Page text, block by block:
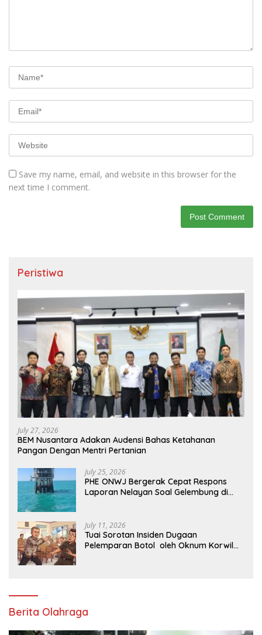
Save my name, email, and website in this browser for the
next time I comment.
Peristiwa
July 27, 2026
BEM Nusantara Adakan Audensi Bahas Ketahanan
Pangan Dengan Mentri Pertanian
July 25, 2026
PHE ONWJ Bergerak Cepat Respons
Laporan Nelayan Soal Gelembung di
July 11, 2026
Tuai Sorotan Insiden Dugaan
Pelemparan Botol oleh Oknum Korwil
Berita Olahraga